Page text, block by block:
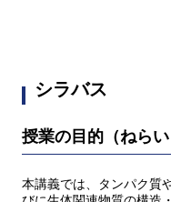
シラバス
授業の目的（ねら
本講義では、タンパク質